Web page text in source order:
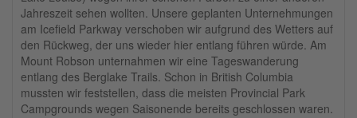
Jahreszeit sehen wollten. Unsere geplanten Unternehmungen
am Icefield Parkway verschoben wir aufgrund des Wetters auf
den Rückweg, der uns wieder hier entlang führen würde. Am
Mount Robson unternahmen wir eine Tageswanderung
entlang des Berglake Trails. Schon in British Columbia
mussten wir feststellen, dass die meisten Provincial Park
Campgrounds wegen Saisonende bereits geschlossen waren.